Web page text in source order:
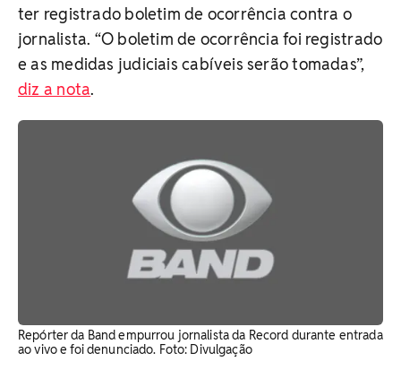
ter registrado boletim de ocorrência contra o
jornalista. “O boletim de ocorrência foi registrado
e as medidas judiciais cabíveis serão tomadas”,
diz a nota.
Repórter da Band empurrou jornalista da Record durante entrada
ao vivo e foi denunciado. ​Foto: Divulgação